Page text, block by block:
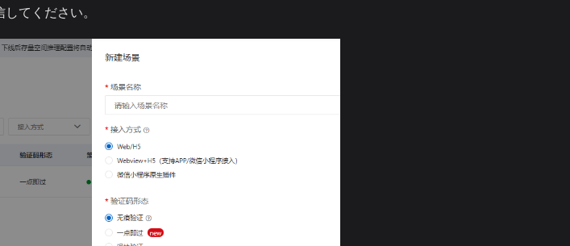
てください。